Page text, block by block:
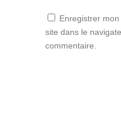
Enregistrer
site dans le
commentaire.